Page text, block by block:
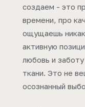
создаем - это
времени, про
ощущаешь
активную
любовь и
ткани. Это не
осознанный